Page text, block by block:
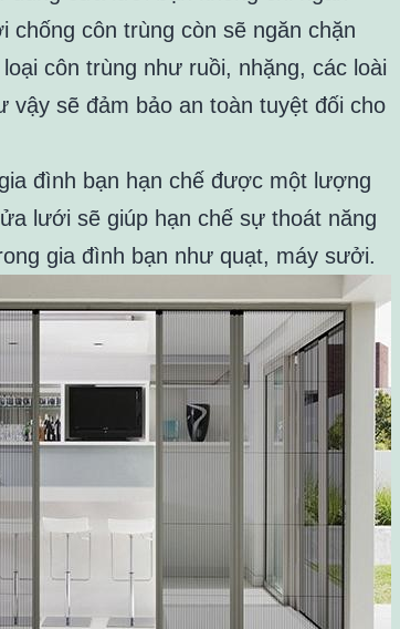
côn trùng còn sẽ ngăn chặn
côn trùng như ruồi, nhặng, các loài
vậy sẽ đảm bảo an toàn tuyệt đối cho
đình bạn hạn chế được một lượng
lưới sẽ giúp hạn chế sự thoát năng
gia đình bạn như quạt, máy sưởi.